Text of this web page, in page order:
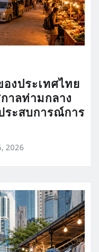
งประเทศไทย
าลท่ามกลาง
ระสบการณ์การ
2026